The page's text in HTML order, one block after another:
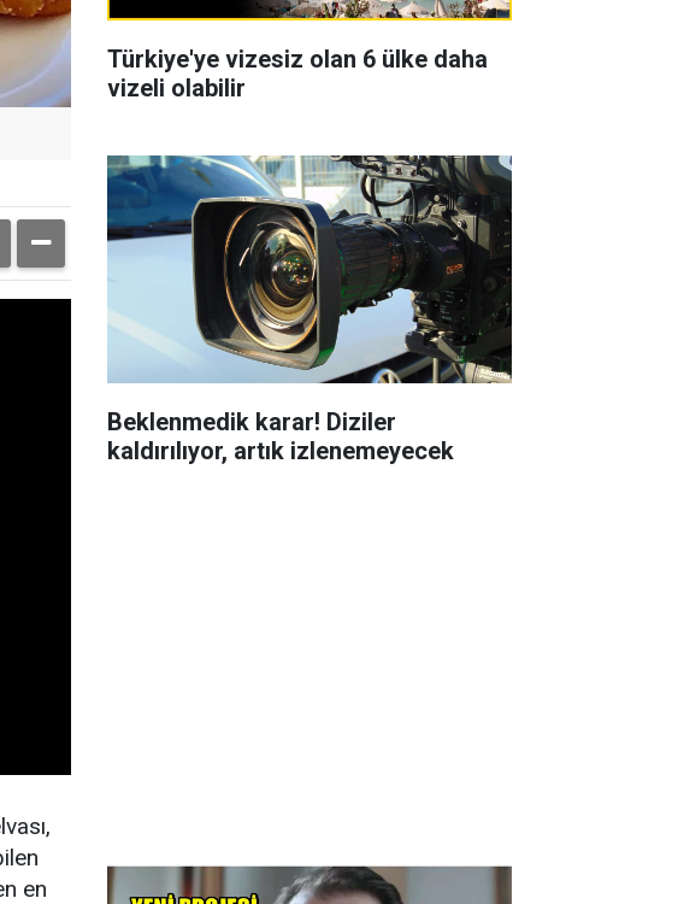
en
Türkiye'ye vizesiz olan 6 ülke daha
vizeli olabilir
Beklenmedik karar! Diziler
kaldırılıyor, artık izlenemeyecek